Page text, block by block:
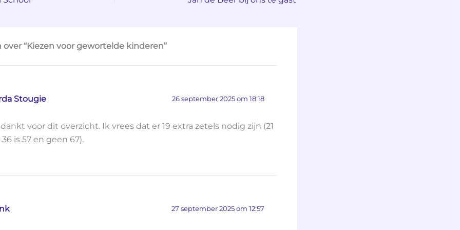
“Kiezen voor gewortelde kinderen”
Stougie 26 september 2025 om 18:18
voor dit overzicht. Ik vrees dat er 19 extra zetels nodig zijn (21
is 57 en geen 67).
27 september 2025 om 12:57